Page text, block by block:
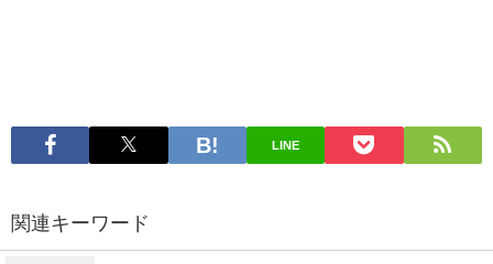
LINE
関連キーワード